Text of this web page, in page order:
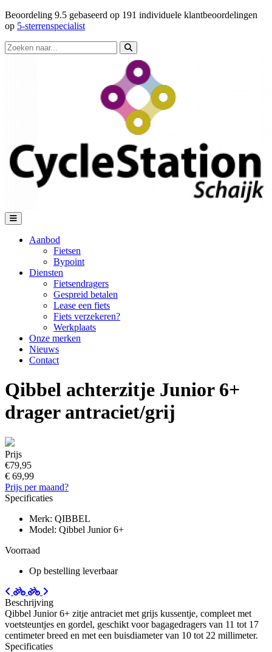
Beoordeling 9.5 gebaseerd op 191 individuele klantbeoordelingen
op 5-sterrenspecialist
Aanbod
Fietsen
Bypoint
Diensten
Fietsendragers
Gespreid betalen
Lease een fiets
Fiets verzekeren?
Werkplaats
Onze merken
Nieuws
Contact
Qibbel achterzitje Junior 6+
drager antraciet/grij
Prijs
€79,95
€ 69,99
Prijs per maand?
Specificaties
Merk: QIBBEL
Model: Qibbel Junior 6+
Voorraad
Op bestelling leverbaar
Beschrijving
Qibbel Junior 6+ zitje antraciet met grijs kussentje, compleet met
voetsteuntjes en gordel, geschikt voor bagagedragers van 11 tot 17
centimeter breed en met een buisdiameter van 10 tot 22 millimeter.
Specificaties